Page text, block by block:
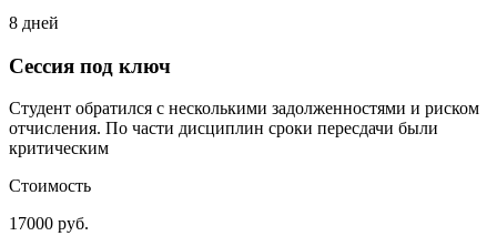
8 дней
Сессия под ключ
Студент обратился с несколькими задолженностями и риском
отчисления. По части дисциплин сроки пересдачи были
критическим
Стоимость
17000 руб.